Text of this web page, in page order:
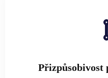
Přizpůsobivost